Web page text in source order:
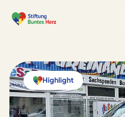
Highlight